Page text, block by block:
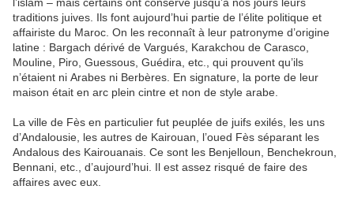
traditions juives. Ils font aujourd’hui partie de l’élite politique et
affairiste du Maroc. On les reconnaît à leur patronyme d’origine
latine : Bargach dérivé de Vargués, Karakchou de Carasco,
Mouline, Piro, Guessous, Guédira, etc., qui prouvent qu’ils
n’étaient ni Arabes ni Berbères. En signature, la porte de leur
maison était en arc plein cintre et non de style arabe.
La ville de Fès en particulier fut peuplée de juifs exilés, les uns
d’Andalousie, les autres de Kairouan, l’oued Fès séparant les
Andalous des Kairouanais. Ce sont les Benjelloun, Benchekroun,
Bennani, etc., d’aujourd’hui. Il est assez risqué de faire des
affaires avec eux.